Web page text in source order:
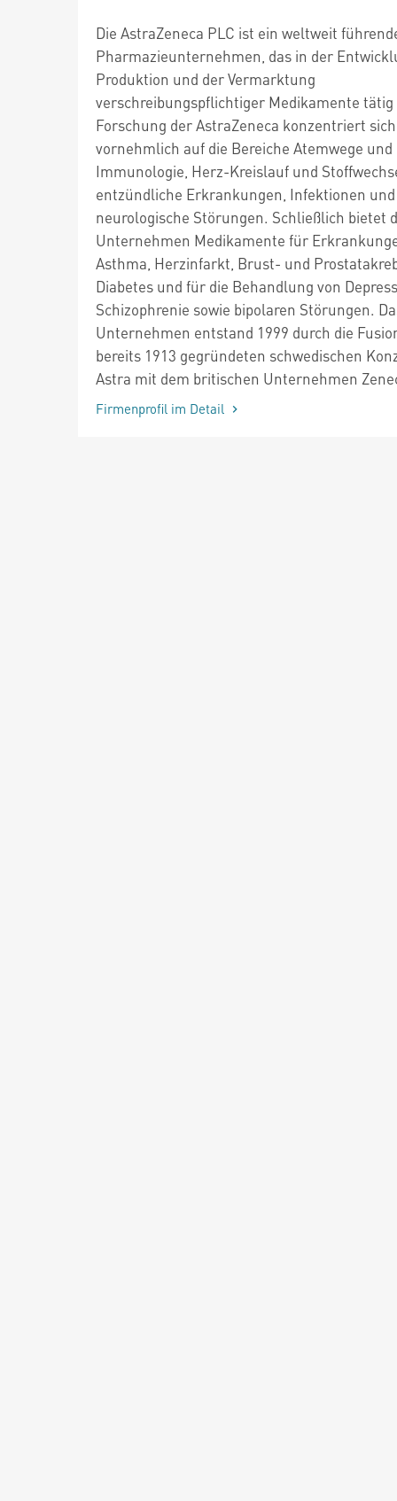
Die AstraZeneca PLC ist ein weltweit
Pharmazieunternehmen, das in der
Produktion und der Vermarktung
verschreibungspflichtiger Medikamente tätig
Forschung der AstraZeneca konzentriert sich
vornehmlich auf die Bereiche Atemwege und
Immunologie, Herz-Kreislauf und
entzündliche Erkrankungen, Infektionen und
neurologische Störungen. Schließlich bietet
Unternehmen Medikamente für
Asthma, Herzinfarkt, Brust- und
Diabetes und für die Behandlung von
Schizophrenie sowie bipolaren Störungen.
Unternehmen entstand 1999 durch die
bereits 1913 gegründeten schwedischen
Astra mit dem britischen Unternehmen
Firmenprofil im Detail